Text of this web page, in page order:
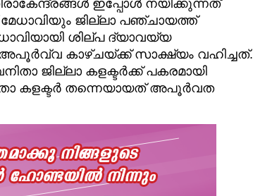
ഇപ്പോൾ നയിക്കുന്നത്
ജില്ലാ പഞ്ചായത്ത്
ശില്പ ദ്യാവയ്യ
കാഴ്ചയ്ക്ക് സാക്ഷ്യം വഹിച്ചത്.
ജില്ലാ കളക്ടർക്ക് പകരമായി
കളക്ടർ തന്നെയായത് അപൂർവത